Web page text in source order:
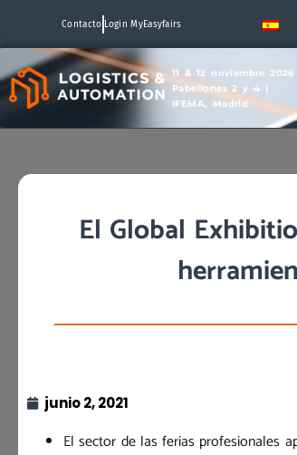
Contacto Login MyEasyfairs
11 & 12 noviembre 2026
Pabellones 2 y 4 |
IFEMA, Madrid
El Global
junio 2, 2021
El sector de las ferias profesionales